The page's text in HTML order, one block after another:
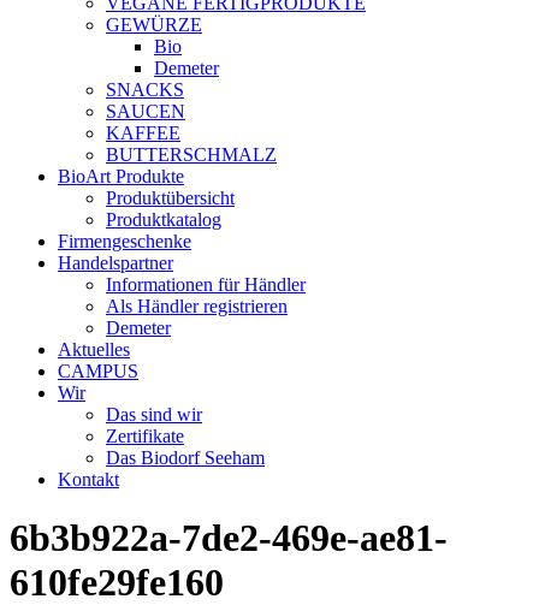
GEWÜRZE
Bio
Demeter
SNACKS
SAUCEN
KAFFEE
BUTTERSCHMALZ
BioArt Produkte
Produktübersicht
Produktkatalog
Firmengeschenke
Handelspartner
Informationen für Händler
Als Händler registrieren
Demeter
Aktuelles
CAMPUS
Wir
Das sind wir
Zertifikate
Das Biodorf Seeham
Kontakt
6b3b922a-7de2-469e-ae81-
610fe29fe160